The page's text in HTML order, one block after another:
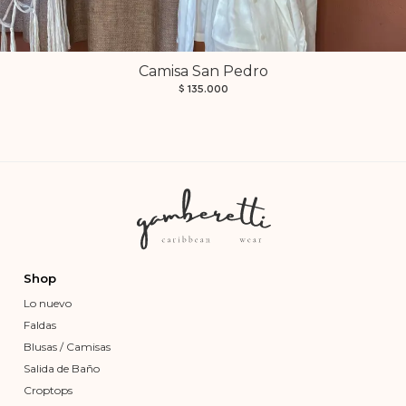
Camisa San Pedro
$ 135.000
Shop
Lo nuevo
Faldas
Blusas / Camisas
Salida de Baño
Croptops